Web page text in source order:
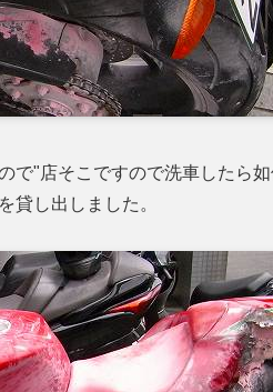
で"店そこですので洗車したら如
貸し出しました。